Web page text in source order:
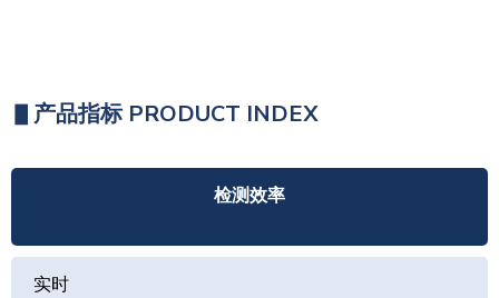
▋产品指标 PRODUCT INDEX
检测效率
实时